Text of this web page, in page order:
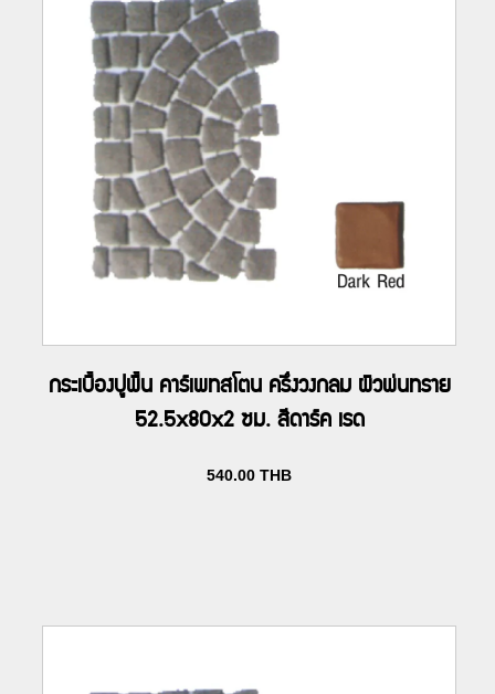
กระเบื้องปูพื้น คาร์เพทสโตน ครึ่งวงกลม ผิวพ่นทราย
52.5x80x2 ซม. สีดาร์ค เรด
540.00 THB